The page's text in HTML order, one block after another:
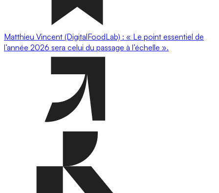
Matthieu Vincent (DigitalFoodLab) : « Le point essentiel de
l’année 2026 sera celui du passage à l’échelle ».